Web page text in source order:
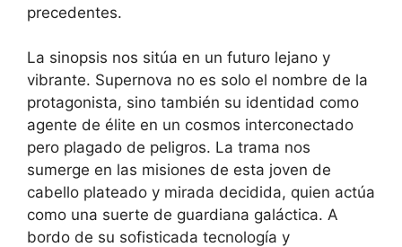
precedentes.
La sinopsis nos sitúa en un futuro lejano y
vibrante. Supernova no es solo el nombre de la
protagonista, sino también su identidad como
agente de élite en un cosmos interconectado
pero plagado de peligros. La trama nos
sumerge en las misiones de esta joven de
cabello plateado y mirada decidida, quien actúa
como una suerte de guardiana galáctica. A
bordo de su sofisticada tecnología y